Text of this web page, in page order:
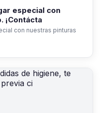
especial con
¡Contácta
con nuestras pinturas